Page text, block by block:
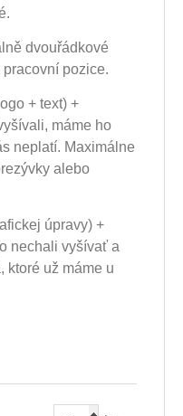
dvouřádkové
pozice.
+ text) +
máme ho
neplatí. Maximálne
alebo
úpravy) +
nechali vyšívať a
ktoré už máme u